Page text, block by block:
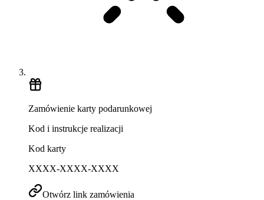
Zamówienie karty podarunkowej
Kod i instrukcje realizacji
Kod karty
XXXX-XXXX-XXXX
Otwórz link zamówienia